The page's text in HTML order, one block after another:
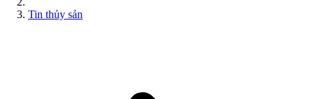
Tin thủy sản